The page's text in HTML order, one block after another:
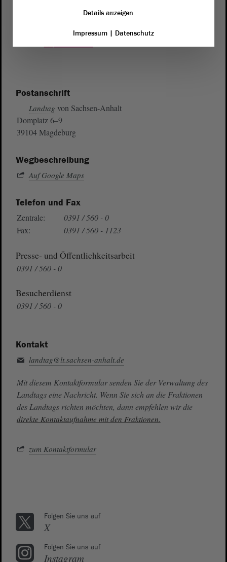
Postanschrift
Landtag von Sachsen-Anhalt
Domplatz 6–9
39104 Magdeburg
Wegbeschreibung
Auf Google Maps
Telefon und Fax
Zentrale:
0391 / 560 - 0
Fax:
0391 / 560 - 1123
Presse- und Öffentlichkeitsarbeit
0391 / 560 - 0
Besucherdienst
0391 / 560 - 0
Kontakt
landtag@lt.sachsen-anhalt.de
Mit diesem Kontaktformular senden Sie der Verwaltung des
Landtags eine Nachricht. Wenn Sie sich an die Fraktionen
des Landtags richten möchten, dann empfehlen wir die
direkte Kontaktaufnahme mit den Fraktionen.
zum Kontaktformular
Folgen Sie uns auf
X
Folgen Sie uns auf
Instagram
Details anzeigen
Impressum| Datenschutz